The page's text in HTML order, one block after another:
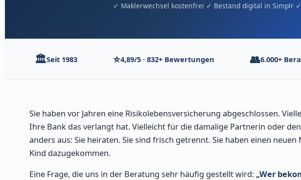
✓ Maklerwechsel kostenfrei ✓ Bestand digital in Simplr
🏛️Seit 1983 ⭐4,89/5 · 832+ Bewertungen 👥6.000+
Sie haben vor Jahren eine Risikolebensversicherung abgeschlossen.
Ihre Bank das verlangt hat. Vielleicht für die damalige Partnerin oder
anders aus: Sie heiraten. Sie sind frisch getrennt. Sie haben einen
Kind dazugekommen.
Eine Frage, die uns in der Beratung sehr häufig gestellt wird: „Wer